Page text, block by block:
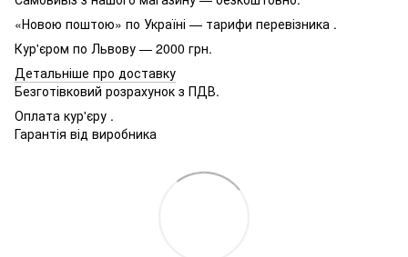
«Новою поштою» по Україні — тарифи перевізника .
Кур'єром по Львову — 2000 грн.
Детальніше про доставку
Безготівковий розрахунок з ПДВ.
Оплата кур'єру .
Гарантія від виробника